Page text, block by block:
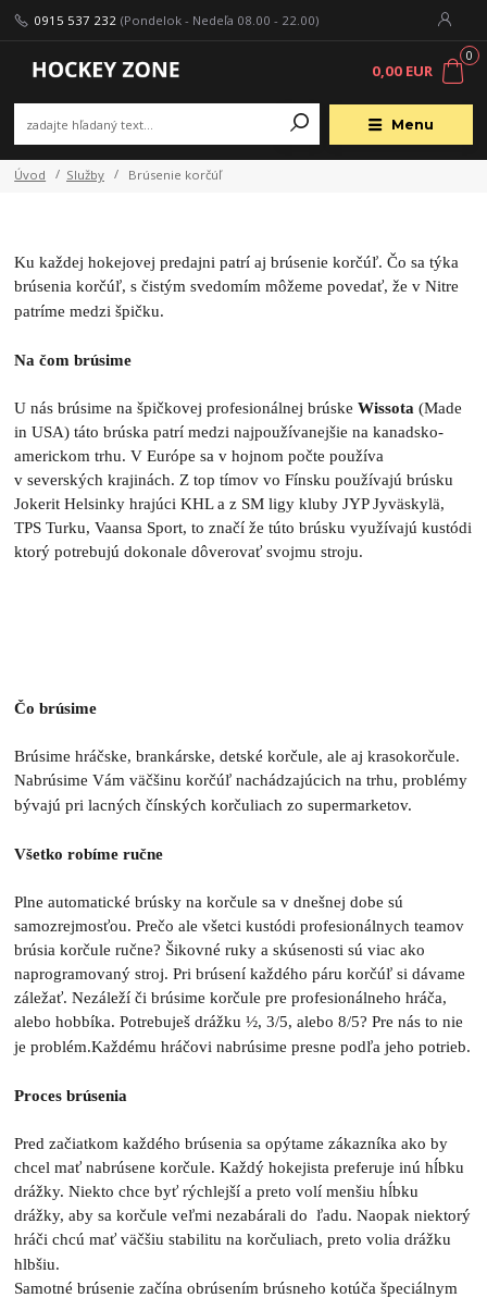
Menu
0915 537 232 (Pondelok - Nedeľa 08.00 - 22.00)
0
0,00 EUR
Úvod Služby Brúsenie korčúľ
Ku každej hokejovej predajni patrí aj brúsenie korčúľ. Čo sa týka
brúsenia korčúľ, s čistým svedomím môžeme povedať, že v Nitre
patríme medzi špičku.
Na čom brúsime
U nás brúsime na špičkovej profesionálnej brúskeWissota (Made
in USA) táto brúska patrí medzi najpoužívanejšie na kanadsko-
americkom trhu. V Európe sa v hojnom počte používa
v severských krajinách. Z top tímov vo Fínsku používajú brúsku
Jokerit Helsinky hrajúci KHL a z SM ligy kluby JYP Jyväskylä,
TPS Turku, Vaansa Sport, to značí že túto brúsku využívajú kustódi
ktorý potrebujú dokonale dôverovať svojmu stroju.
Čo brúsime
Brúsime hráčske, brankárske, detské korčule, ale aj krasokorčule.
Nabrúsime Vám väčšinu korčúľ nachádzajúcich na trhu, problémy
bývajú pri lacných čínských korčuliach zo supermarketov.
Všetko robíme ručne
Plne automatické brúsky na korčule sa v dnešnej dobe sú
samozrejmosťou. Prečo ale všetci kustódi profesionálnych teamov
brúsia korčule ručne? Šikovné ruky a skúsenosti sú viac ako
naprogramovaný stroj. Pri brúsení každého páru korčúľ si dávame
záležať. Nezáleží či brúsime korčule pre profesionálneho hráča,
alebo hobbíka. Potrebuješ drážku ½, 3/5, alebo 8/5? Pre nás to nie
je problém.Každému hráčovi nabrúsime presne podľa jeho potrieb.
Proces brúsenia
Pred začiatkom každého brúsenia sa opýtame zákazníka ako by
chcel mať nabrúsene korčule. Každý hokejista preferuje inú hĺbku
drážky. Niekto chce byť rýchlejší a preto volí menšiu hĺbku
drážky, aby sa korčule veľmi nezabárali do ľadu. Naopak niektorý
hráči chcú mať väčšiu stabilitu na korčuliach, preto volia drážku
hlbšiu.
Samotné brúsenie začína obrúsením brúsneho kotúča špeciálnym